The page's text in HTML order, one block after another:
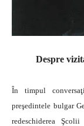
Despre
În timpul
preşedintele bulgar
redeschiderea